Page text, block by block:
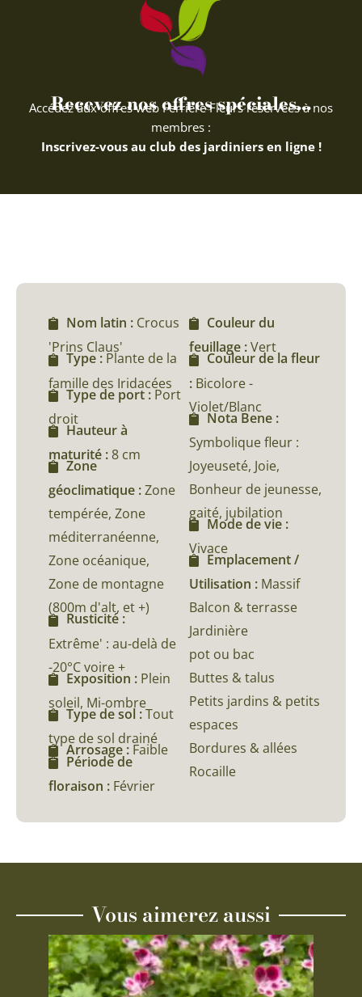
Recevez nos offres spéciales...
Accédez aux offres web Ferriere Fleurs réservées à nos
membres :
Inscrivez-vous au club des jardiniers en ligne !
Nom latin : Crocus
'Prins Claus'
Type : Plante de la
famille des Iridacées
Type de port : Port
droit
Hauteur à
maturité :8 cm
Zone
géoclimatique :Zone
tempérée, Zone
méditerranéenne,
Zone océanique,
Zone de montagne
(800m d'alt, et +)
Rusticité :
Extrême' : au-delà de
-20°C voire +
Exposition : Plein
soleil, Mi-ombre
Type de sol :Tout
type de sol drainé
Arrosage : Faible
Période de
floraison : Février
Couleur du
feuillage :Vert
Couleur de la fleur
: Bicolore -
Violet/Blanc
Nota Bene :
Symbolique fleur :
Joyeuseté, Joie,
Bonheur de jeunesse,
gaité, jubilation
Mode de vie :
Vivace
Emplacement /
Utilisation : Massif
Balcon & terrasse
Jardinière
pot ou bac
Buttes & talus
Petits jardins & petits
espaces
Bordures & allées
Rocaille
Vous aimerez aussi